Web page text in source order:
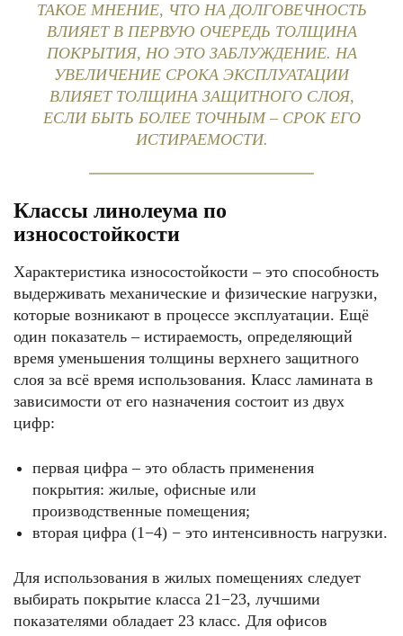
ТАКОЕ МНЕНИЕ, ЧТО НА ДОЛГОВЕЧНОСТЬ
ВЛИЯЕТ В ПЕРВУЮ ОЧЕРЕДЬ ТОЛЩИНА
ПОКРЫТИЯ, НО ЭТО ЗАБЛУЖДЕНИЕ. НА
УВЕЛИЧЕНИЕ СРОКА ЭКСПЛУАТАЦИИ
ВЛИЯЕТ ТОЛЩИНА ЗАЩИТНОГО СЛОЯ,
ЕСЛИ БЫТЬ БОЛЕЕ ТОЧНЫМ – СРОК ЕГО
ИСТИРАЕМОСТИ.
Классы линолеума по
износостойкости
Характеристика износостойкости – это способность
выдерживать механические и физические нагрузки,
которые возникают в процессе эксплуатации. Ещё
один показатель – истираемость, определяющий
время уменьшения толщины верхнего защитного
слоя за всё время использования. Класс ламината в
зависимости от его назначения состоит из двух
цифр:
первая цифра – это область применения
покрытия: жилые, офисные или
производственные помещения;
вторая цифра (1−4) − это интенсивность нагрузки.
Для использования в жилых помещениях следует
выбирать покрытие класса 21−23, лучшими
показателями обладает 23 класс. Для офисов